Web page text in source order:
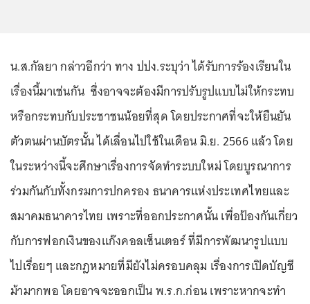
น.ส.กัลยา กล่าวอีกว่า ทาง ปปง.ระบุว่า ได้รับการร้องเรียนใน
เรื่องนี้มาเช่นกัน ซึ่งอาจจะต้องมีการปรับรูปแบบไม่ให้กระทบ
หรือกระทบกับประชาชนน้อยที่สุด โดยประกาศที่จะให้ยืนยัน
ตัวตนผ่านบัตรนั้น ได้เลื่อนไปใช้ในเดือน มิ.ย. 2566 แล้ว โดย
ในระหว่างนี้จะศึกษาเรื่องการจัดทำระบบใหม่ โดยบูรณาการ
ร่วมกันกับทั้งกรมการปกครอง ธนาคารแห่งประเทศไทยและ
สมาคมธนาคารไทย เพราะที่ออกประกาศนั้น เพื่อป้องกันเกี่ยว
กับการฟอกเงินของแก๊งคอลเซ็นเตอร์ ที่มีการพัฒนารูปแบบ
ไปเรื่อยๆ และกฎหมายที่มียังไม่ครอบคลุม เรื่องการเปิดบัญชี
ม้ามากพอ โดยอาจจะออกเป็น พ.ร.ก.ก่อน เพราะหากจะทำ